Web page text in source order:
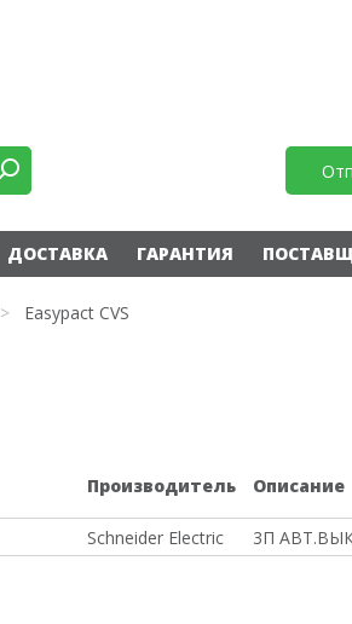
ДОСТАВКА ГАРАНТИЯ
> Easypact CVS
Производитель Описание
Schneider Electric 3П